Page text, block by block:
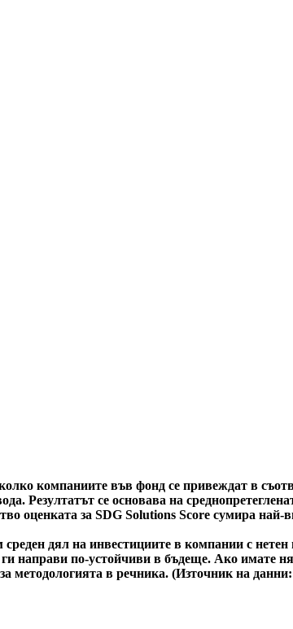
компаниите във фонд се привеждат в
Резултатът се основава на
оценката за SDG Solutions Score сумира
дял на инвестициите в компании с
направи по-устойчиви в бъдеще. Ако имате
методологията в речника. (Източник на